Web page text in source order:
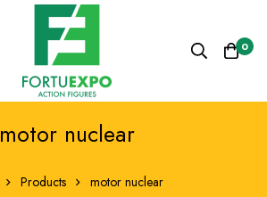
0
motor nuclear
Products motor nuclear